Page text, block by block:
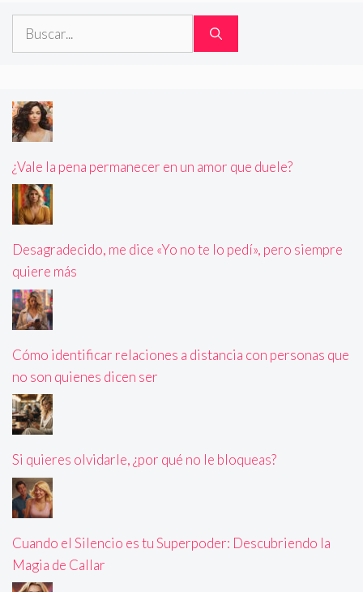
Buscar:
¿Vale la pena permanecer en un amor que duele?
Desagradecido, me dice «Yo no te lo pedí», pero siempre
quiere más
Cómo identificar relaciones a distancia con personas que
no son quienes dicen ser
Si quieres olvidarle, ¿por qué no le bloqueas?
Cuando el Silencio es tu Superpoder: Descubriendo la
Magia de Callar